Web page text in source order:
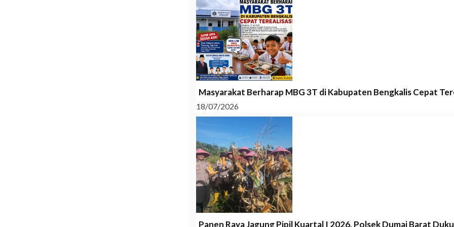
Masyarakat Berharap MBG 3T di Kabupaten Bengkalis Cepat
18/07/2026
Panen Raya Jagung Pipil Kuartal I 2026, Polsek Dumai Barat